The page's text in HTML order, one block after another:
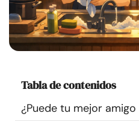
Comunidad
Idioma
Tabla de contenidos
¿Puede tu mejor